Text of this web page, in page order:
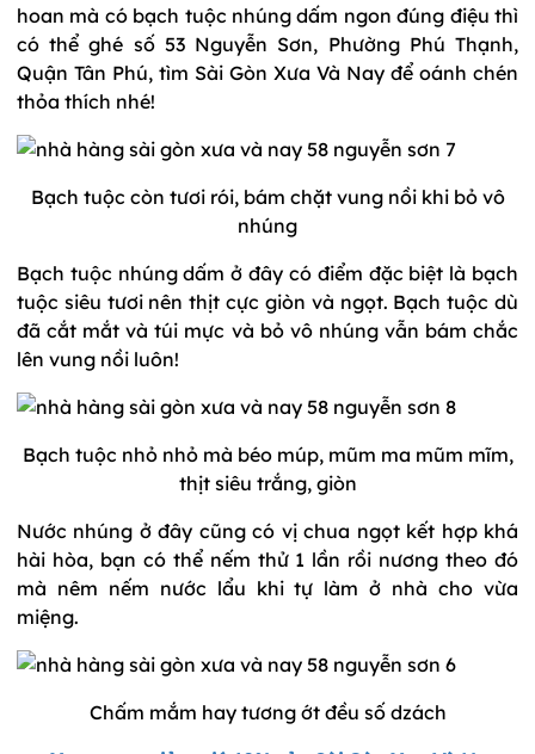
hoan mà có bạch tuộc nhúng dấm ngon đúng điệu thì
có thể ghé số 53 Nguyễn Sơn, Phường Phú Thạnh,
Quận Tân Phú, tìm Sài Gòn Xưa Và Nay để oánh chén
thỏa thích nhé!
Bạch tuộc còn tươi rói, bám chặt vung nồi khi bỏ vô
nhúng
Bạch tuộc nhúng dấm ở đây có điểm đặc biệt là bạch
tuộc siêu tươi nên thịt cực giòn và ngọt. Bạch tuộc dù
đã cắt mắt và túi mực và bỏ vô nhúng vẫn bám chắc
lên vung nồi luôn!
Bạch tuộc nhỏ nhỏ mà béo múp, mũm ma mũm mĩm,
thịt siêu trắng, giòn
Nước nhúng ở đây cũng có vị chua ngọt kết hợp khá
hài hòa, bạn có thể nếm thử 1 lần rồi nương theo đó
mà nêm nếm nước lẩu khi tự làm ở nhà cho vừa
miệng.
Chấm mắm hay tương ớt đều số dzách